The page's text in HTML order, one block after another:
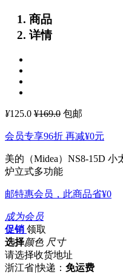
商品
详情
¥125.0 ¥169.0 包邮
会员专享96折 再减¥0元
美的（Midea）NS8-15D
炉立式多功能
邮特惠会员，此商品省¥0
成为会员
促销 领取
选择颜色 尺寸
请选择收货地址
浙江省|快递： 免运费